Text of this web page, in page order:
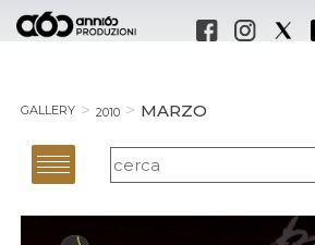
GALLERY 2010 MARZO